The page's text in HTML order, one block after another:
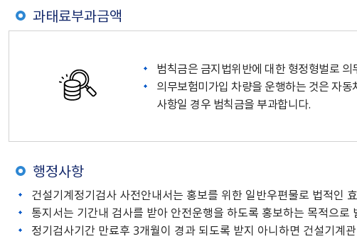
과태료부과금액
범칙금은 금지법위반에 대한 형정형벌로
의무보험미가입 차량을 운행하는 것은 자
사항일 경우 범칙금을 부과합니다.
행정사항
건설기계정기검사 사전안내서는 홍보를 위한 일반우편물로 법적인
통지서는 기간내 검사를 받아 안전운행을 하도록 홍보하는 목적으
정기검사기간 만료후 3개월이 경과 되도록 받지 아니하면 건설기계